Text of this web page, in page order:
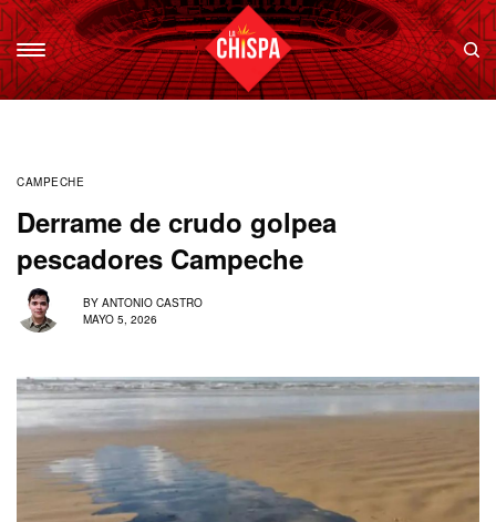
CAMPECHE
Derrame de crudo golpea
pescadores Campeche
BY ANTONIO CASTRO
MAYO 5, 2026